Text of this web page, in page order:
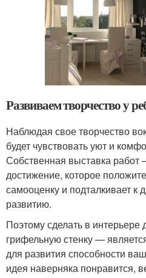
Развиваем творчество у
Наблюдая свое творчество
будет чувствовать уют и
Собственная выставка работ
достижение, которое
самооценку и подталкивает
развитию.
Поэтому сделать в интерьере
грифельную стенку —
для развития способности
идея наверняка понравится,